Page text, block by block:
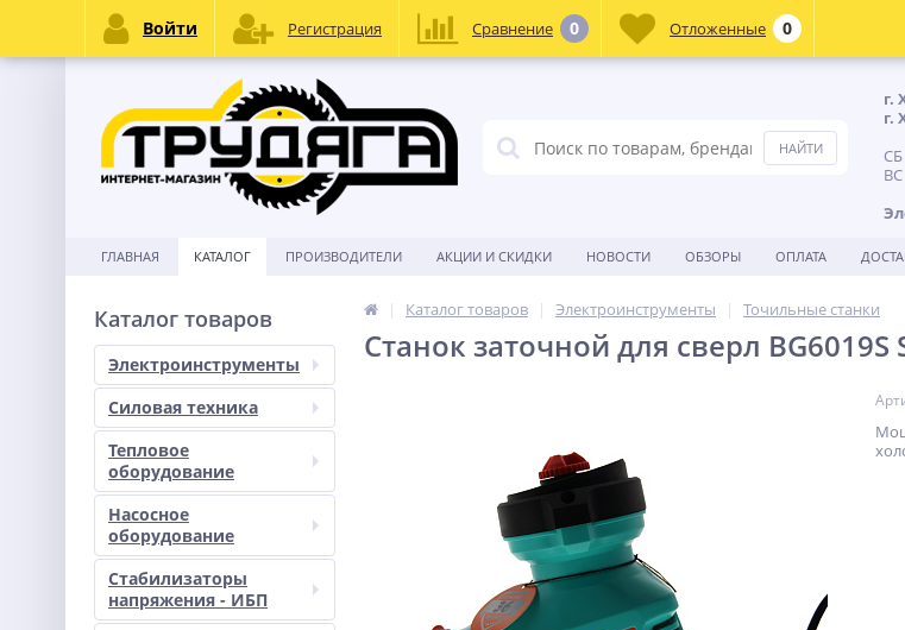
г.
г.
ГЛАВНАЯ КАТАЛОГ ПРОИЗВОДИТЕЛИ АКЦИИ И СКИДКИ НОВОСТИ ОБЗОРЫ ОПЛАТА
Каталог товаров
Электроинструменты
Силовая техника
Тепловое
оборудование
Насосное
оборудование
Стабилизаторы
напряжения - ИБП
Каталог товаров Электроинструменты Точильные станки
Станок заточной для сверл
Войти Регистрация Сравнение 0 Отложенные 0